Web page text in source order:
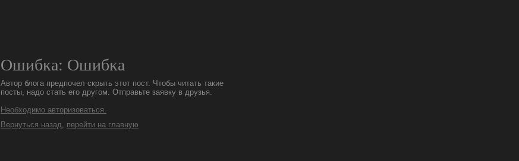
Ошибка: Ошибка
Автор блога предпочел скрыть этот пост. Чтобы читать такие
посты, надо стать его другом. Отправьте заявку в друзья.
Необходимо авторизоваться.
Вернуться назад, перейти на главную